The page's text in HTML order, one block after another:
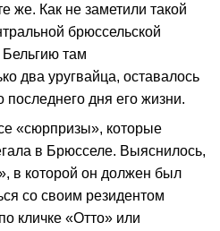
же. Как не заметили такой
брюссельской
там
два уругвайца, оставалось
последнего дня его жизни.
«сюрпризы», которые
в Брюсселе. Выяснилось,
в которой он должен был
со своим резидентом
кличке «Отто» или